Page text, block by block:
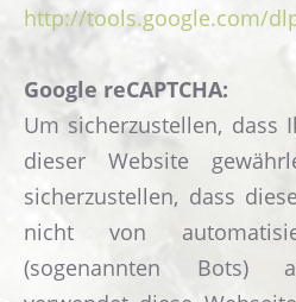
http://tools.google.com/
Google reCAPTCHA:
Um sicherzustellen, dass
dieser Website
sicherzustellen, dass
nicht von
(sogenannten Bots)